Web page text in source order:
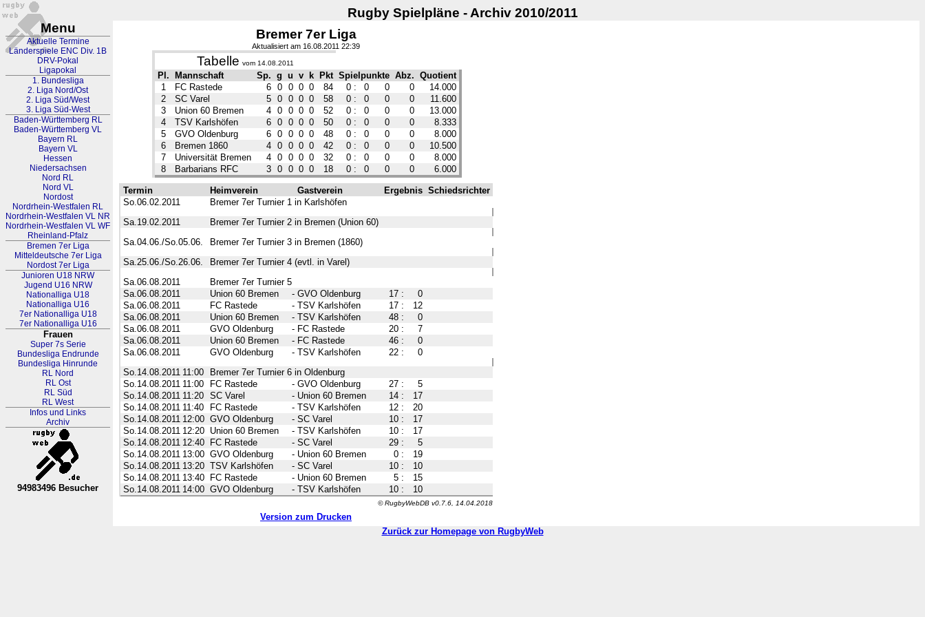
Rugby Spielpläne - Archiv 2010/2011
Menu
Aktuelle Termine
Länderspiele ENC Div. 1B
DRV-Pokal
Ligapokal
1. Bundesliga
2. Liga Nord/Ost
2. Liga Süd/West
3. Liga Süd-West
Baden-Württemberg RL
Baden-Württemberg VL
Bayern RL
Bayern VL
Hessen
Niedersachsen
Nord RL
Nord VL
Nordost
Nordrhein-Westfalen RL
Nordrhein-Westfalen VL NR
Nordrhein-Westfalen VL WF
Rheinland-Pfalz
Bremen 7er Liga
Mitteldeutsche 7er Liga
Nordost 7er Liga
Junioren U18 NRW
Jugend U16 NRW
Nationalliga U18
Nationalliga U16
7er Nationalliga U18
7er Nationalliga U16
Frauen
Super 7s Serie
Bundesliga Endrunde
Bundesliga Hinrunde
RL Nord
RL Ost
RL Süd
RL West
Infos und Links
Archiv
94983496 Besucher
Bremer 7er Liga
Aktualisiert am 16.08.2011 22:39
Tabelle vom 14.08.2011
Pl. Mannschaft Sp. g u v k Pkt Spielpunkte Abz. Quotient
1
FC Rastede 6 0 0 0 0 84 0 : 0 0 0
14.000
2
SC Varel 5 0 0 0 0 58 0 : 0 0 0
11.600
3
Union 60 Bremen 4 0 0 0 0 52 0 : 0 0 0
13.000
4
TSV Karlshöfen 6 0 0 0 0 50 0 : 0 0 0
8.333
5
GVO Oldenburg 6 0 0 0 0 48 0 : 0 0 0
8.000
6
Bremen 1860 4 0 0 0 0 42 0 : 0 0 0
10.500
7
Universität Bremen 4 0 0 0 0 32 0 : 0 0 0
8.000
8
Barbarians RFC 3 0 0 0 0 18 0 : 0 0 0 6.000
Termin Heimverein Gastverein Ergebnis Schiedsrichter
So.06.02.2011
Bremer 7er Turnier 1 in Karlshöfen
Sa.19.02.2011
Bremer 7er Turnier 2 in Bremen (Union 60)
Sa.04.06./So.05.06.
Bremer 7er Turnier 3 in Bremen (1860)
Sa.25.06./So.26.06.
Bremer 7er Turnier 4 (evtl. in Varel)
Sa.06.08.2011
Bremer 7er Turnier 5
Sa.06.08.2011
Union 60 Bremen - GVO Oldenburg 17 :
0
Sa.06.08.2011
FC Rastede - TSV Karlshöfen 17 :
12
Sa.06.08.2011
Union 60 Bremen - TSV Karlshöfen 48 :
0
Sa.06.08.2011
GVO Oldenburg - FC Rastede 20 :
7
Sa.06.08.2011
Union 60 Bremen - FC Rastede 46 :
0
Sa.06.08.2011
GVO Oldenburg - TSV Karlshöfen 22 :
0
So.14.08.2011 11:00
Bremer 7er Turnier 6 in Oldenburg
So.14.08.2011 11:00 FC Rastede - GVO Oldenburg 27 :
5
So.14.08.2011 11:20 SC Varel - Union 60 Bremen 14 :
17
So.14.08.2011 11:40 FC Rastede - TSV Karlshöfen 12 :
20
So.14.08.2011 12:00 GVO Oldenburg - SC Varel 10 :
17
So.14.08.2011 12:20 Union 60 Bremen - TSV Karlshöfen 10 :
17
So.14.08.2011 12:40 FC Rastede - SC Varel 29 :
5
So.14.08.2011 13:00 GVO Oldenburg - Union 60 Bremen 0 :
19
So.14.08.2011 13:20 TSV Karlshöfen - SC Varel 10 :
10
So.14.08.2011 13:40 FC Rastede - Union 60 Bremen 5 :
15
So.14.08.2011 14:00 GVO Oldenburg - TSV Karlshöfen 10 : 10
© RugbyWebDB v0.7.6, 14.04.2018
Version zum Drucken
Zurück zur Homepage von RugbyWeb